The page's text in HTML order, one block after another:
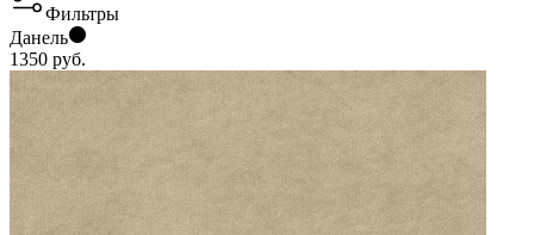
Фильтры
Данель
1350 руб.